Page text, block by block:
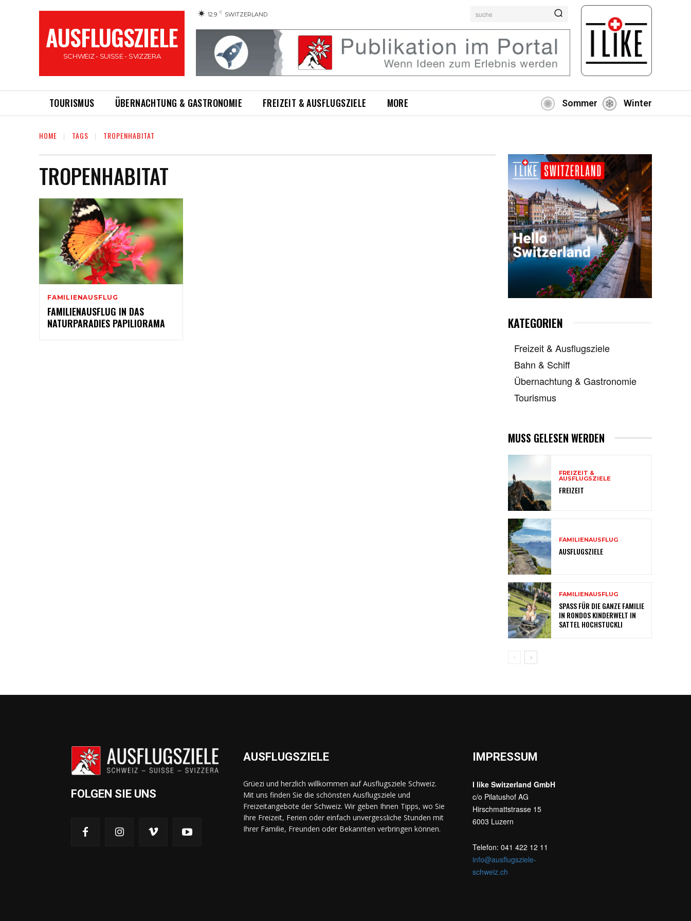
AUSFLUGSZIELE
SCHWEIZ - SUISSE - SVIZZERA
12.9 C SWITZERLAND suche
TOURISMUS ÜBERNACHTUNG & GASTRONOMIE FREIZEIT & AUSFLUGSZIELE MORE Sommer Winter
HOME TAGS TROPENHABITAT
TROPENHABITAT
FAMILIENAUSFLUG
FAMILIENAUSFLUG IN DAS
NATURPARADIES PAPILIORAMA
KATEGORIEN
Freizeit & Ausflugsziele
Bahn & Schiff
Übernachtung & Gastronomie
Tourismus
MUSS GELESEN WERDEN
FREIZEIT &
AUSFLUGSZIELE
FREIZEIT
FAMILIENAUSFLUG
AUSFLUGSZIELE
FAMILIENAUSFLUG
SPASS FÜR DIE GANZE FAMILIE
IN RONDOS KINDERWELT IN
SATTEL HOCHSTUCKLI
FOLGEN SIE UNS
AUSFLUGSZIELE
Grüezi und herzlich willkommen auf Ausflugsziele Schweiz.
Mit uns finden Sie die schönsten Ausflugsziele und
Freizeitangebote der Schweiz. Wir geben Ihnen Tipps, wo Sie
Ihre Freizeit, Ferien oder einfach unvergessliche Stunden mit
Ihrer Familie, Freunden oder Bekannten verbringen können.
IMPRESSUM
I like Switzerland GmbH
c/o Pilatushof AG
Hirschmattstrasse 15
6003 Luzern
Telefon: 041 422 12 11
info@ausflugsziele-
schweiz.ch